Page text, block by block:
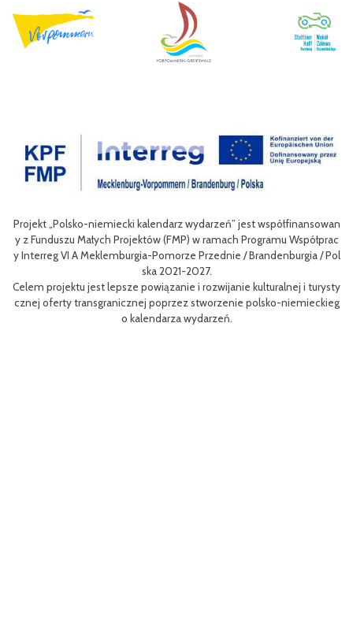
niemiecki kalendarz wydarzeń” jest współfinansowan
Małych Projektów (FMP) w ramach Programu Współprac
Meklemburgia-Pomorze Przednie / Brandenburgia / Pol
jest lepsze powiązanie i rozwijanie kulturalnej i turysty
poprzez stworzenie polsko-niemieckieg
o kalendarza wydarzeń.
Celem III
nie oferty
niej dla
Efektem
m rowerów